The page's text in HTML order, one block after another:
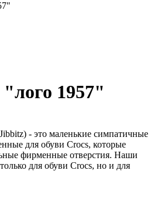
1957"
- это маленькие симпатичные
для обуви Crocs, которые
фирменные отверстия. Наши
для обуви Crocs, но и для